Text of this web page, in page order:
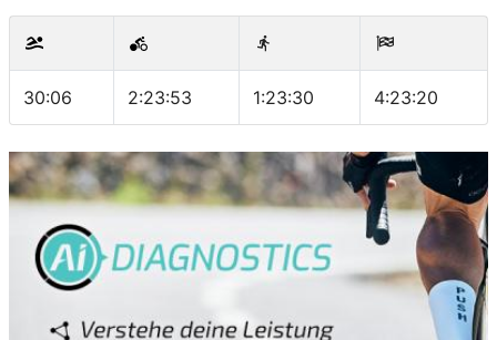
30:06 2:23:53 1:23:30 4:23:20